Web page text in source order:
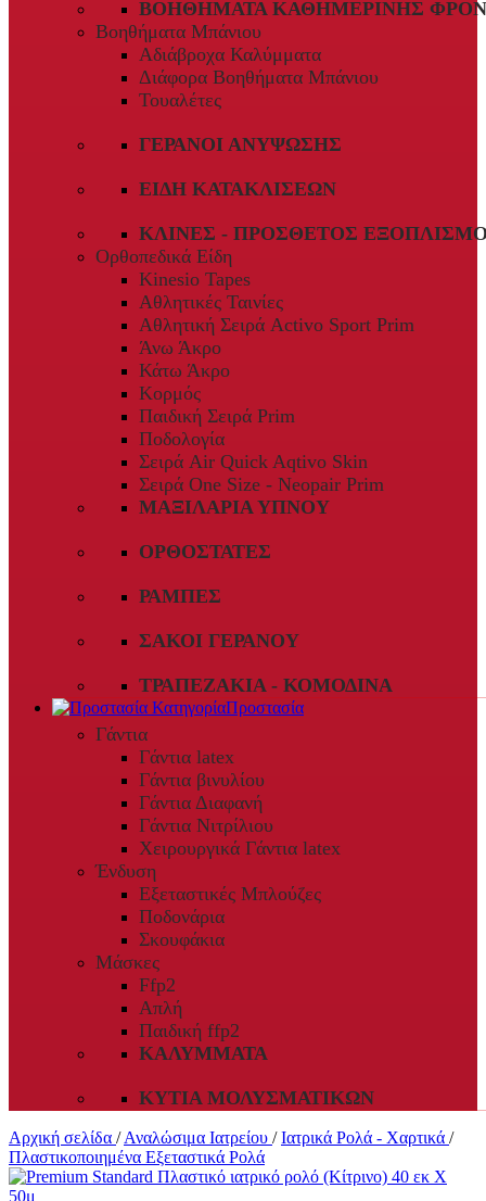
ΒΟΗΘΉΜΑΤΑ ΚΑΘΗΜΕΡΙΝΉΣ
Βοηθήματα Μπάνιου
Αδιάβροχα Καλύμματα
Διάφορα Βοηθήματα Μπάνιου
Τουαλέτες
ΓΕΡΑΝΟΊ ΑΝΎΨΩΣΗΣ
ΕΊΔΗ ΚΑΤΑΚΛΊΣΕΩΝ
ΚΛΊΝΕΣ - ΠΡΌΣΘΕΤΟΣ
Ορθοπεδικά Είδη
Kinesio Tapes
Αθλητικές Ταινίες
Αθλητική Σειρά Activo Sport Prim
Άνω Άκρο
Κάτω Άκρο
Κορμός
Παιδική Σειρά Prim
Ποδολογία
Σειρά Air Quick Aqtivo Skin
Σειρά One Size - Neopair Prim
ΜΑΞΙΛΆΡΙΑ ΎΠΝΟΥ
ΟΡΘΟΣΤΆΤΕΣ
ΡΆΜΠΕΣ
ΣΆΚΟΙ ΓΕΡΑΝΟΎ
ΤΡΑΠΕΖΆΚΙΑ - ΚΟΜΟΔΊΝΑ
Προστασία
Γάντια
Γάντια latex
Γάντια βινυλίου
Γάντια Διαφανή
Γάντια Νιτρίλιου
Χειρουργικά Γάντια latex
Ένδυση
Εξεταστικές Μπλούζες
Ποδονάρια
Σκουφάκια
Μάσκες
Ffp2
Απλή
Παιδική ffp2
ΚΑΛΎΜΜΑΤΑ
ΚΥΤΊΑ ΜΟΛΥΣΜΑΤΙΚΏΝ
Αρχική σελίδα / Αναλώσιμα Ιατρείου / Ιατρικά Ρολά - Χαρτικά /
Πλαστικοποιημένα Εξεταστικά Ρολά